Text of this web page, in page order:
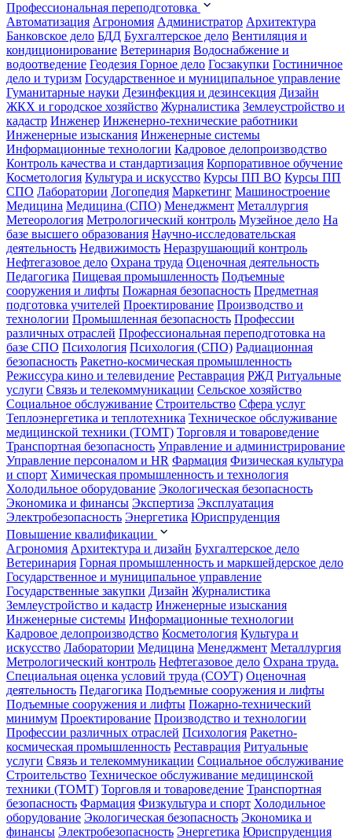
Профессиональная переподготовка
Автоматизация Агрономия Администратор Архитектура
Банковское дело БДД Бухгалтерское дело Вентиляция и
кондиционирование Ветеринария Водоснабжение и
водоотведение Геодезия Горное дело Госзакупки Гостиничное
дело и туризм Государственное и муниципальное управление
Гуманитарные науки Дезинфекция и дезинсекция Дизайн
ЖКХ и городское хозяйство Журналистика Землеустройство и
кадастр Инженер Инженерно-технические работники
Инженерные изыскания Инженерные системы
Информационные технологии Кадровое делопроизводство
Контроль качества и стандартизация Корпоративное обучение
Косметология Культура и искусство Курсы ПП ВО Курсы ПП
СПО Лаборатории Логопедия Маркетинг Машиностроение
Медицина Медицина (СПО) Менеджмент Металлургия
Метеорология Метрологический контроль Музейное дело На
базе высшего образования Научно-исследовательская
деятельность Недвижимость Неразрушающий контроль
Нефтегазовое дело Охрана труда Оценочная деятельность
Педагогика Пищевая промышленность Подъемные
сооружения и лифты Пожарная безопасность Предметная
подготовка учителей Проектирование Производство и
технологии Промышленная безопасность Профессии
различных отраслей Профессиональная переподготовка на
базе СПО Психология Психология (СПО) Радиационная
безопасность Ракетно-космическая промышленность
Режиссура кино и телевидение Реставрация РЖД Ритуальные
услуги Связь и телекоммуникации Сельское хозяйство
Социальное обслуживание Строительство Сфера услуг
Теплоэнергетика и теплотехника Техническое обслуживание
медицинской техники (ТОМТ) Торговля и товароведение
Транспортная безопасность Управление и администрирование
Управление персоналом и HR Фармация Физическая культура
и спорт Химическая промышленность и технология
Холодильное оборудование Экологическая безопасность
Экономика и финансы Экспертиза Эксплуатация
Электробезопасность Энергетика Юриспруденция
Повышение квалификации
Агрономия Архитектура и дизайн Бухгалтерское дело
Ветеринария Горная промышленность и маркшейдерское дело
Государственное и муниципальное управление
Государственные закупки Дизайн Журналистика
Землеустройство и кадастр Инженерные изыскания
Инженерные системы Информационные технологии
Кадровое делопроизводство Косметология Культура и
искусство Лаборатории Медицина Менеджмент Металлургия
Метрологический контроль Нефтегазовое дело Охрана труда.
Специальная оценка условий труда (СОУТ) Оценочная
деятельность Педагогика Подъемные сооружения и лифты
Подъемные сооружения и лифты Пожарно-технический
минимум Проектирование Производство и технологии
Профессии различных отраслей Психология Ракетно-
космическая промышленность Реставрация Ритуальные
услуги Связь и телекоммуникации Социальное обслуживание
Строительство Техническое обслуживание медицинской
техники (ТОМТ) Торговля и товароведение Транспортная
безопасность Фармация Физкультура и спорт Холодильное
оборудование Экологическая безопасность Экономика и
финансы Электробезопасность Энергетика Юриспруденция